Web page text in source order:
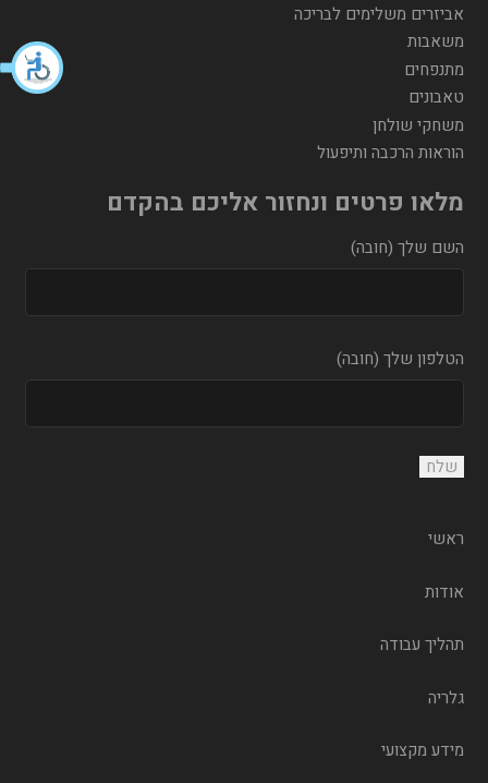
אביזרים משלימים לבריכה
משאבות
מתנפחים
טאבונים
משחקי שולחן
הוראות הרכבה ותיפעול
מלאו פרטים ונחזור אליכם בהקדם
השם שלך (חובה)
הטלפון שלך (חובה)
ראשי
אודות
תהליך עבודה
גלריה
מידע מקצועי